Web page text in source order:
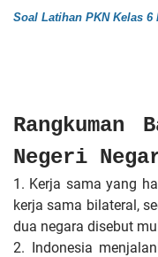
Soal Latihan PKN Kelas 6
Negeri
1. Kerja sama yang
kerja sama bilateral,
dua negara disebut
2. Indonesia